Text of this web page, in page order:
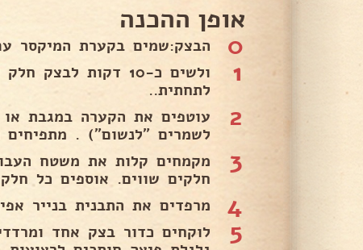
אופן ההכנה
0 הבצק:שמים בקערת המיקסר
1
ולשים כ-10 דקות
לתחתית..
2
עוטפים את הקערה במגבת או
לשמרים "לנשום") .
3
חלקים שווים. אוספים כל חלק
4 מרפדים את התבנית בנייר
5